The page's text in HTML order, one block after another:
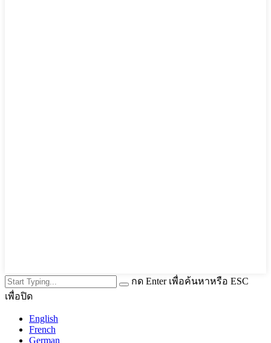
กด Enter เพื่อค้นหาหรือ ESC
เพื่อปิด
English
French
German